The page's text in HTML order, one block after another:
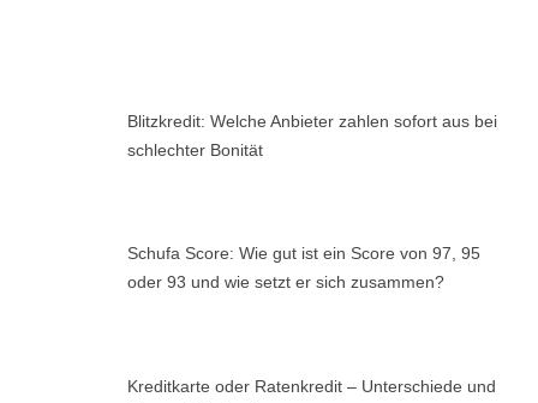
Blitzkredit: Welche Anbieter zahlen sofort aus bei
schlechter Bonität
Schufa Score: Wie gut ist ein Score von 97, 95
oder 93 und wie setzt er sich zusammen?
Kreditkarte oder Ratenkredit – Unterschiede und